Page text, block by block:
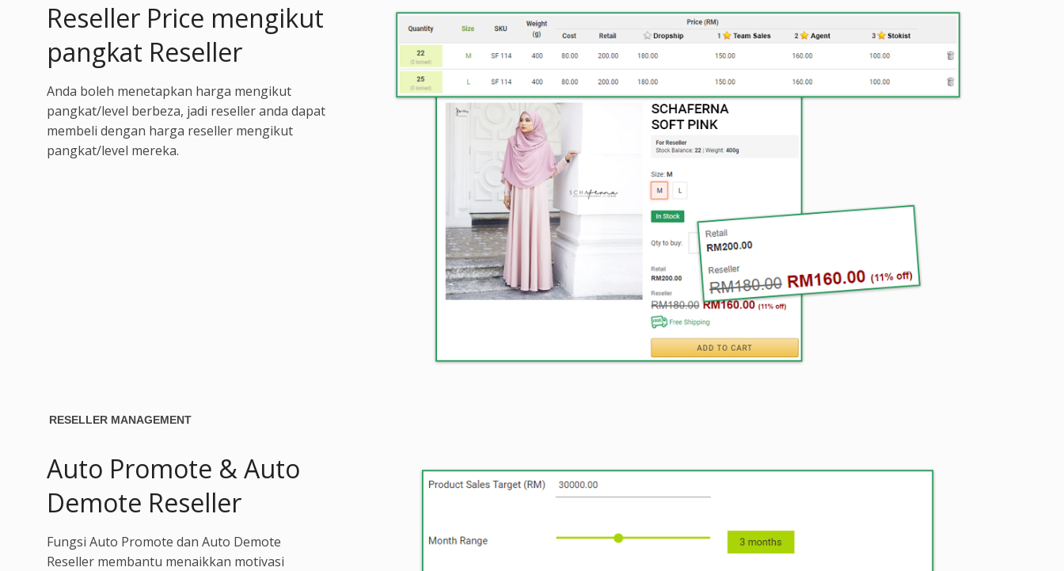
Reseller Price mengikut
pangkat Reseller
Anda boleh menetapkan harga mengikut
pangkat/level berbeza, jadi reseller anda dapat
membeli dengan harga reseller mengikut
pangkat/level mereka.
RESELLER MANAGEMENT
Auto Promote & Auto
Demote Reseller
Fungsi Auto Promote dan Auto Demote
Reseller membantu menaikkan motivasi